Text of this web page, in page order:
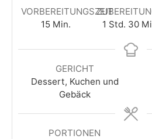
VORBEREITUNGSZEIT
15 Min.
1 Std. 30
GERICHT
Dessert, Kuchen und
Gebäck
PORTIONEN